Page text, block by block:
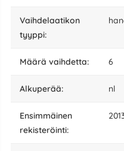
vaihdelaatikon
tyyppi:
määrä vaihdetta: 6
alkuperää: nl
Ensimmäinen
rekisteröinti: